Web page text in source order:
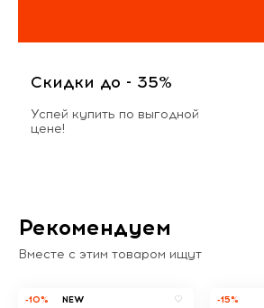
Скидки до - 35%
Успей купить по выгодной
цене!
Рекомендуем
Вместе с этим товаром ищут
-10% NEW -15%